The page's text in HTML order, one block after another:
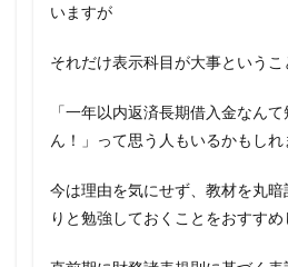
いますが
それだけ表示科目が大事というこ
「一年以内返済長期借入金なん
ん！」って思う人もいるかもし
今は理由を気にせず、教材を丸
りと勉強しておくことをおすすめ